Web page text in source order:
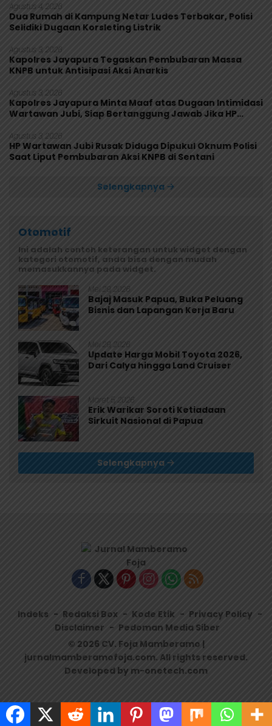
Agustus 4, 2026
Dua Rumah di Kampung Netar Ludes Terbakar, Polisi
Selidiki Dugaan Korsleting Listrik
Agustus 3, 2026
Kapolres Jayapura Tegaskan Pembubaran Massa
KNPB untuk Antisipasi Aksi Anarkis
Agustus 3, 2026
Kapolres Jayapura Minta Maaf atas Dugaan Intimidasi
Wartawan Jubi, Siap Bertanggung Jawab Jika HP
Agustus 3, 2026
HP Wartawan Jubi Rusak Diduga Dipukul Oknum Polisi
Saat Liput Pembubaran Aksi KNPB di Sentani
Selengkapnya
Otomotif
Ini adalah contoh keterangan untuk widget dengan
kategori otomotif, anda bisa dengan mudah
memasukkannya pada widget.
Mei 29, 2026
Bajaj Masuk Papua, Buka Peluang
Bisnis dan Lapangan Kerja Baru
Mei 29, 2026
Update Harga Mobil Toyota 2026,
Dari Calya hingga Land Cruiser
Maret 5, 2026
Erik Warikar Soroti Ketiadaan
Sirkuit Nasional di Papua
Selengkapnya
Indeks Redaksi Box Kode Etik
Privacy Policy
Disclaimer
Pedoman Media Siber
© 2026 CV. Foja Mamberamo |
jurnalmamberamofoja.com. All rights reserved.
Developed by m-onetech.com